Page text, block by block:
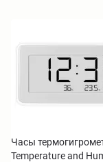
Часы
Temperature and